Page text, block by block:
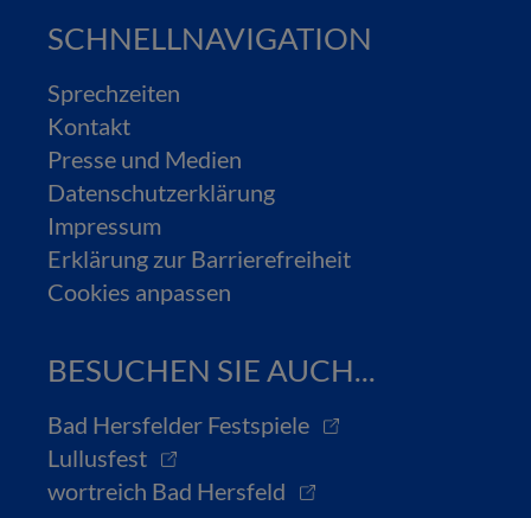
SCHNELLNAVIGATION
Sprechzeiten
Kontakt
Presse und Medien
Datenschutzerklärung
Impressum
Erklärung zur Barrierefreiheit
Cookies anpassen
BESUCHEN SIE AUCH...
Bad Hersfelder Festspiele
Lullusfest
wortreich Bad Hersfeld